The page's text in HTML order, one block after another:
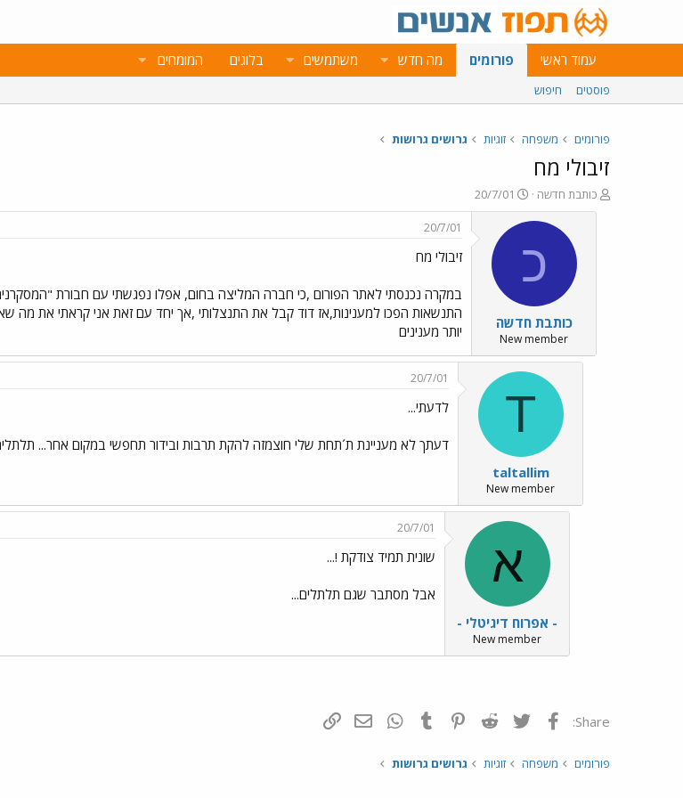
עמוד ראשי פורומים מה חדש משתמשים בלוגים המומחים
פוסטים חיפוש
פורומים משפחה זוגיות גרושים גרושות
זיבולי מח
פ
ו
כותבת חדשה
פ
ו
ר
א
ר
י
ך
20/7/01
כ
כותבת חדשה
New member
20/7/01
זיבולי מח
במקרה נכנסתי לאתר הפורום ,כי חברה המליצה בחום, אפלו נפגשתי עם חבורת
התנשאות הפכו למענינות,אז דוד קבל את התנצלותי ,אך יחד עם זאת אני קראתי את מה
יותר מענינים
T
taltallim
New member
20/7/01
לדעתי...
דעתך לא מעניינת ת´תחת שלי חוצמזה להקת תרבות ובידור תחפשי במקום אחר...
א
- אפרוח דיגיטלי -
New member
20/7/01
שונית תמיד צודקת !...
אבל מסתבר שגם תלתלים...
Share: פייסבוק Twitter
Reddit
Pinterest
Tumblr
WhatsAppדואר אלקטרוני
פורומים משפחה זוגיות גרושים גרושות